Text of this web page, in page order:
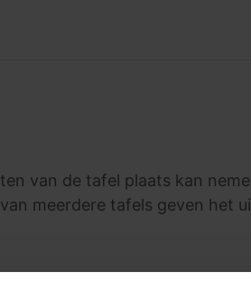
van de tafel plaats kan
meerdere tafels geven het